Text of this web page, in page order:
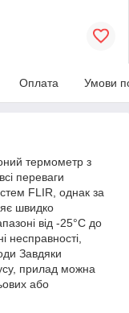
Оплата Умови
термометр з
переваги
FLIR, однак за
швидко
від -25°C до
несправності,
Завдяки
прилад можна
або